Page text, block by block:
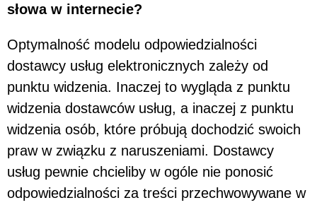
słowa w internecie?
Optymalność modelu odpowiedzialności
dostawcy usług elektronicznych zależy od
punktu widzenia. Inaczej to wygląda z punktu
widzenia dostawców usług, a inaczej z punktu
widzenia osób, które próbują dochodzić swoich
praw w związku z naruszeniami. Dostawcy
usług pewnie chcieliby w ogóle nie ponosić
odpowiedzialności za treści przechwowywane w